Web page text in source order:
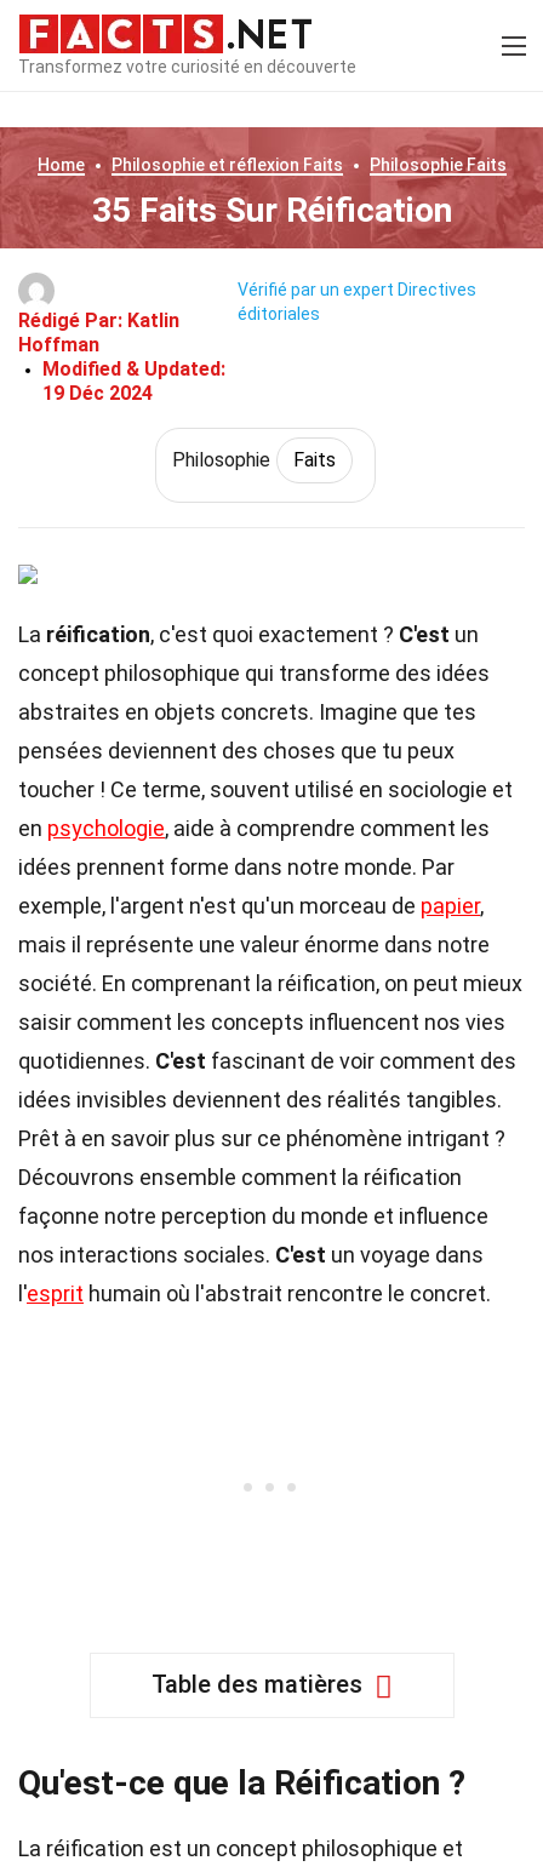
Transformez votre curiosité en découverte
Home Philosophie et réflexion Faits PhilosophieFaits
35 Faits Sur Réification
Rédigé Par: Katlin
Hoffman
Modified & Updated:
19 Déc 2024
Vérifié par un expert Directives
éditoriales
Philosophie Faits
La réification, c'est quoi exactement ? C'est un
concept philosophique qui transforme des idées
abstraites en objets concrets. Imagine que tes
pensées deviennent des choses que tu peux
toucher ! Ce terme, souvent utilisé en sociologie et
en psychologie, aide à comprendre comment les
idées prennent forme dans notre monde. Par
exemple, l'argent n'est qu'un morceau de papier,
mais il représente une valeur énorme dans notre
société. En comprenant la réification, on peut mieux
saisir comment les concepts influencent nos vies
quotidiennes. C'est fascinant de voir comment des
idées invisibles deviennent des réalités tangibles.
Prêt à en savoir plus sur ce phénomène intrigant ?
Découvrons ensemble comment la réification
façonne notre perception du monde et influence
nos interactions sociales. C'est un voyage dans
l'esprit humain où l'abstrait rencontre le concret.
Table des matières
Qu'est-ce que la Réification ?
La réification est un concept philosophique et